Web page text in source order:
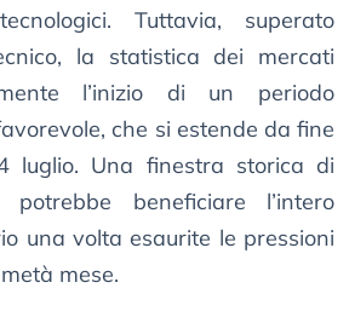
Tuttavia, superato
la statistica dei mercati
l’inizio di un periodo
che si estende da fine
luglio. Una finestra storica di
beneficiare l’intero
una volta esaurite le pressioni
mese.